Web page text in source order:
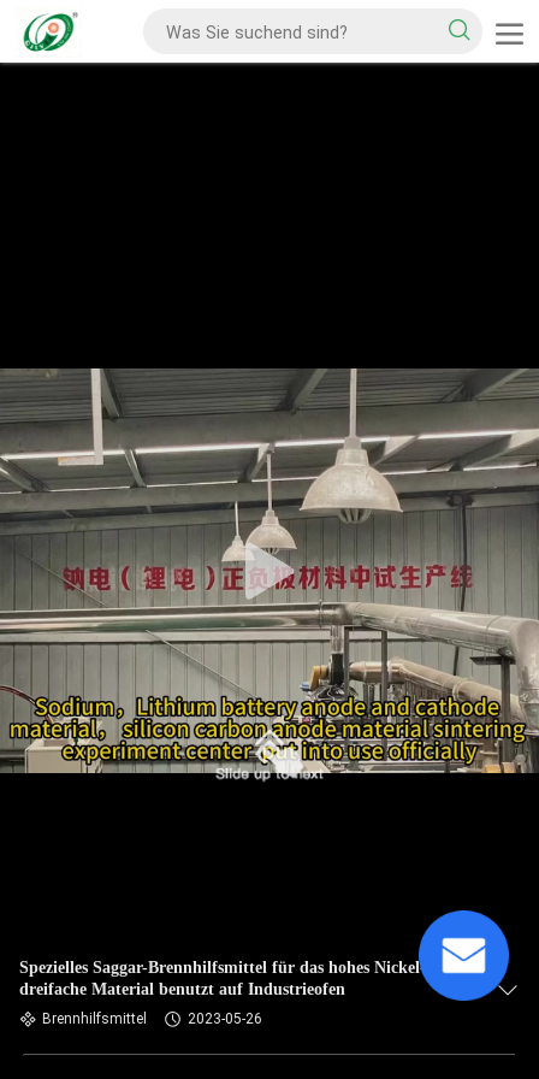
Spezielles Saggar-Brennhilfsmittel für das hohes Nickel-
dreifache Material benutzt auf Industrieofen
Brennhilfsmittel 2023-05-26